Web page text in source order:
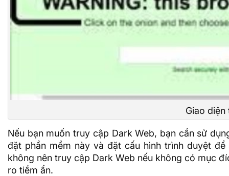
Giao diện
Nếu bạn muốn truy cập Dark Web, bạn cần sử
đặt phần mềm này và đặt cấu hình trình duyệt
không nên truy cập Dark Web nếu không có mục
ro tiềm ẩn.